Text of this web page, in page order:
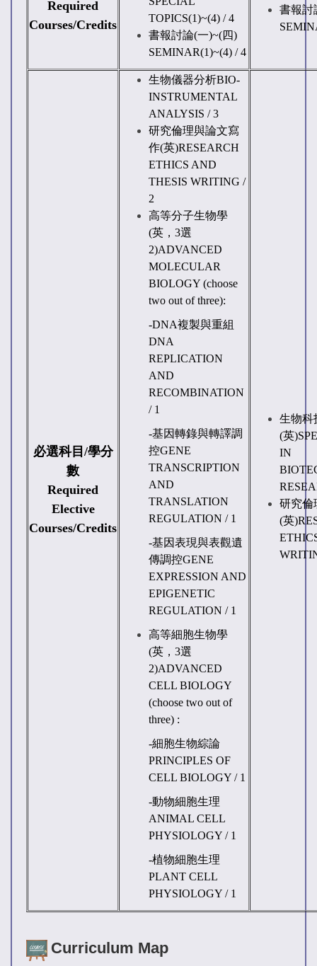
Required
Courses/Credits
TOPICS(1)~(4) / 4
書報討論(一)~(四)
SEMINAR(1)~(4) / 4
書報討
必選科目 /學分
數
Required
Elective
Courses/Credits
生物儀器分析BIO-
INSTRUMENTAL
ANALYSIS / 3
研究倫理與論文寫
作(英)RESEARCH
ETHICS AND
THESIS WRITING /
2
高等分子生物學
(英，3選
2)ADVANCED
MOLECULAR
BIOLOGY (choose
two out of three):
-DNA複製與重組
DNA
REPLICATION
AND
RECOMBINATION
/ 1
-基因轉錄與轉譯調
控GENE
TRANSCRIPTION
AND
TRANSLATION
REGULATION / 1
-基因表現與表觀遺
傳調控GENE
EXPRESSION AND
EPIGENETIC
REGULATION / 1
高等細胞生物學
(英，3選
2)ADVANCED
CELL BIOLOGY
(choose two out of
three) :
-細胞生物綜論
PRINCIPLES OF
CELL BIOLOGY / 1
-動物細胞生理
ANIMAL CELL
PHYSIOLOGY / 1
-植物細胞生理
PLANT CELL
PHYSIOLOGY / 1
生物科
(英)
IN
研究倫
(英)
Curriculum Map